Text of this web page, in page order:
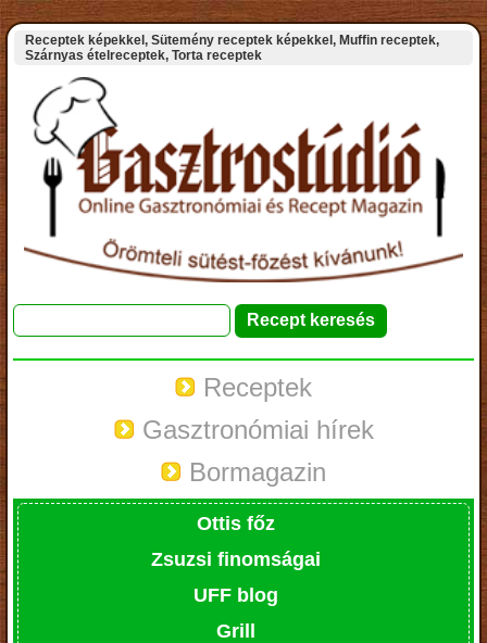
Receptek képekkel, Sütemény receptek képekkel, Muffin receptek,
Szárnyas ételreceptek, Torta receptek
Receptek
Gasztronómiai hírek
Bormagazin
Ottis főz
Zsuzsi finomságai
UFF blog
Grill